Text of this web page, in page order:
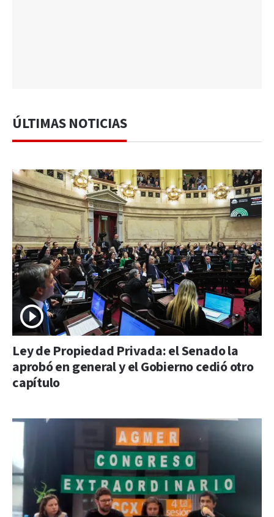
ÚLTIMAS NOTICIAS
Ley de Propiedad Privada: el Senado la
aprobó en general y el Gobierno cedió otro
capítulo